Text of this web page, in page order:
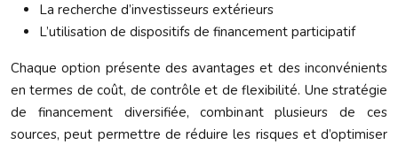
La recherche d’investisseurs extérieurs
L’utilisation de dispositifs de financement participatif
Chaque option présente des avantages et des inconvénients
en termes de coût, de contrôle et de flexibilité. Une stratégie
de financement diversifiée, combinant plusieurs de ces
sources, peut permettre de réduire les risques et d’optimiser